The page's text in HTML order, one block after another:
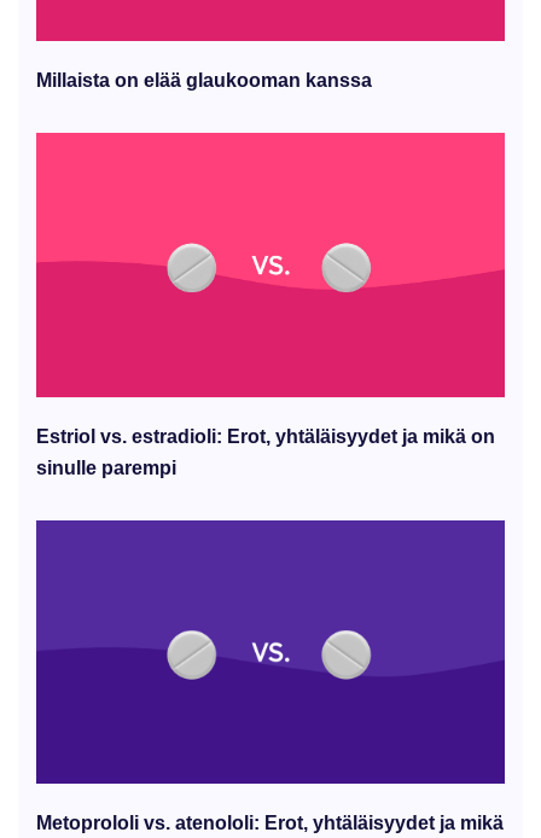
Millaista on elää glaukooman kanssa
Estriol vs. estradioli: Erot, yhtäläisyydet ja mikä on
sinulle parempi
Metoprololi vs. atenololi: Erot, yhtäläisyydet ja mikä